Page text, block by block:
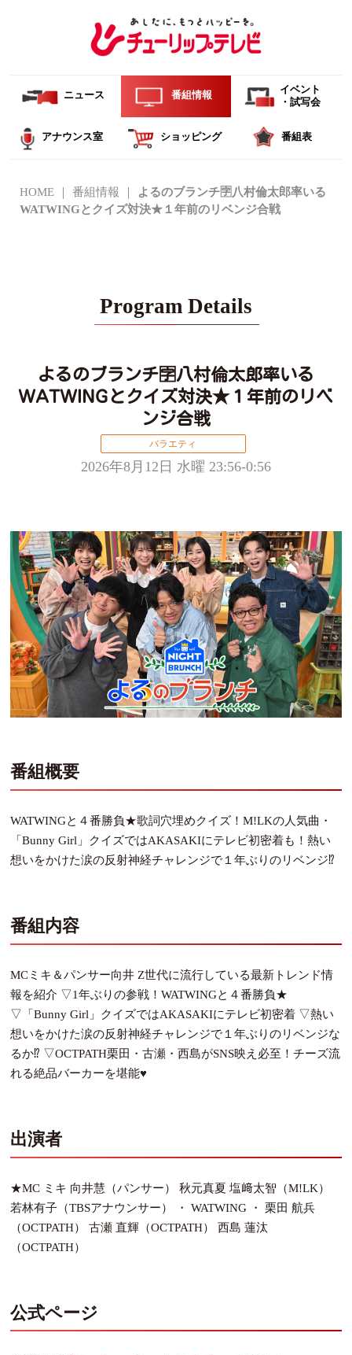
ニュース 番組情報
イベント
・試写会
アナウンス室 ショッピング 番組表
HOME 番組情報
よるのブランチ🈑八村倫太郎率いる
WATWINGとクイズ対決★１年前のリベンジ合戦
Program Details
よるのブランチ🈑八村倫太郎率いる
WATWINGとクイズ対決★１年前のリベ
ンジ合戦
バラエティ
2026年8月12日 水曜 23:56-0:56
番組概要
WATWINGと４番勝負★歌詞穴埋めクイズ！M!LKの人気曲・
「Bunny Girl」クイズではAKASAKIにテレビ初密着も！熱い
想いをかけた涙の反射神経チャレンジで１年ぶりのリベンジ⁉
番組内容
MCミキ＆パンサー向井 Z世代に流行している最新トレンド情
報を紹介 ▽1年ぶりの参戦！WATWINGと４番勝負★
▽「Bunny Girl」クイズではAKASAKIにテレビ初密着 ▽熱い
想いをかけた涙の反射神経チャレンジで１年ぶりのリベンジな
るか⁉ ▽OCTPATH栗田・古瀬・西島がSNS映え必至！チーズ流
れる絶品バーカーを堪能♥
出演者
★MC ミキ 向井慧（パンサー） 秋元真夏 塩﨑太智（M!LK）
若林有子（TBSアナウンサー） ・ WATWING ・ 栗田 航兵
（OCTPATH） 古瀬 直輝（OCTPATH） 西島 蓮汰
（OCTPATH）
公式ページ